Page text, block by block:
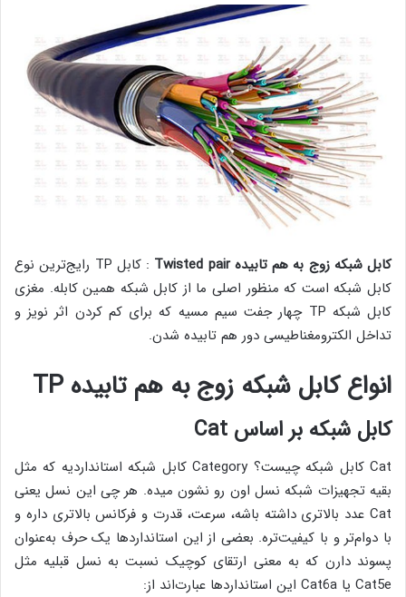
کابل شبکه زوج به هم تابیده Twisted pair
: کابل TP رایج‌ترین نوع
کابل شبکه ‌است که منظور اصلی ما از کابل شبکه همین کابله. مغزی
کابل شبکه TP چهار جفت سیم مسیه که برای کم کردن اثر نویز و
تداخل الکترومغناطیسی دور هم تابیده شدن.
انواع کابل شبکه زوج به هم تابیده TP
کابل شبکه بر اساس Cat
Cat کابل شبکه چیست؟ Category کابل شبکه استانداردیه که مثل
بقیه تجهیزات شبکه نسل اون رو نشون میده. هر چی این نسل یعنی
Cat عدد بالاتری داشته باشه، سرعت، قدرت و فرکانس بالاتری داره و
با دوام‌تر و با کیفیت‌تره. بعضی از این استانداردها یک حرف به‌عنوان
پسوند دارن که به معنی ارتقای کوچیک نسبت به نسل قبلیه مثل
Cat5e یا Cat6a این استانداردها عبارت‌اند از: